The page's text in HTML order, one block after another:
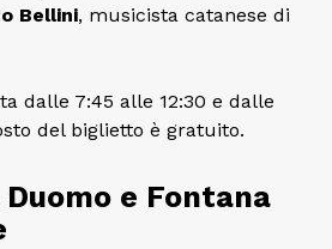
Bellini, musicista catanese di
dalle 7:45 alle 12:30 e dalle
del biglietto è gratuito.
e Fontana